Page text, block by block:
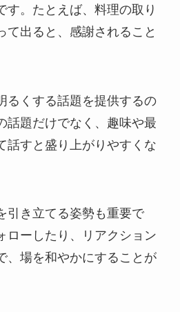
す。たとえば、料理の取り
て出ると、感謝されること
るくする話題を提供するの
話題だけでなく、趣味や最
話すと盛り上がりやすくな
引き立てる姿勢も重要で
ローしたり、リアクション
、場を和やかにすることが